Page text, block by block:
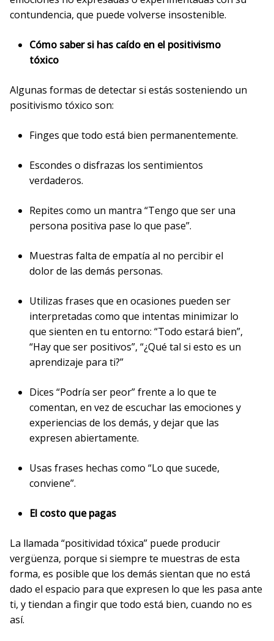
contundencia, que puede volverse insostenible.
Cómo saber si has caído en el positivismo
tóxico
Algunas formas de detectar si estás sosteniendo un
positivismo tóxico son:
Finges que todo está bien permanentemente.
Escondes o disfrazas los sentimientos
verdaderos.
Repites como un mantra “Tengo que ser una
persona positiva pase lo que pase”.
Muestras falta de empatía al no percibir el
dolor de las demás personas.
Utilizas frases que en ocasiones pueden ser
interpretadas como que intentas minimizar lo
que sienten en tu entorno: “Todo estará bien”,
“Hay que ser positivos”, “¿Qué tal si esto es un
aprendizaje para ti?”
Dices “Podría ser peor” frente a lo que te
comentan, en vez de escuchar las emociones y
experiencias de los demás, y dejar que las
expresen abiertamente.
Usas frases hechas como “Lo que sucede,
conviene”.
El costo que pagas
La llamada “positividad tóxica” puede producir
vergüenza, porque si siempre te muestras de esta
forma, es posible que los demás sientan que no está
dado el espacio para que expresen lo que les pasa ante
ti, y tiendan a fingir que todo está bien, cuando no es
así.